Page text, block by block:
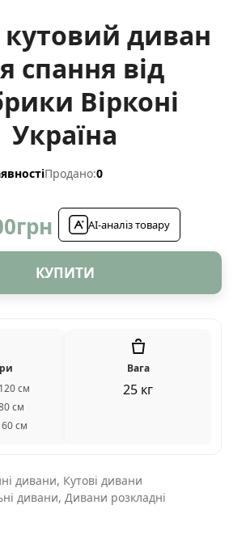
кутовий диван
спання від
Вірконі
Україна
Продано:0
грн AI-аналіз товару
КУПИТИ
см
см
см
Вага
25 кг
дивани, Кутові дивани
дивани, Дивани розкладні